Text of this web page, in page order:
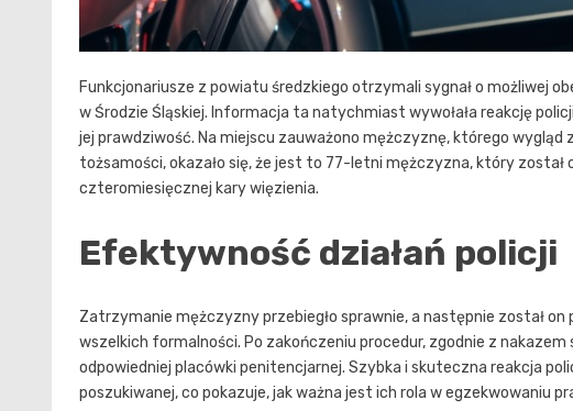
Funkcjonariusze z powiatu średzkiego otrzymali sygnał o możliwej
w Środzie Śląskiej. Informacja ta natychmiast wywołała reakcję
jej prawdziwość. Na miejscu zauważono mężczyznę, którego wygląd
tożsamości, okazało się, że jest to 77-letni mężczyzna, który
czteromiesięcznej kary więzienia.
Efektywność działań policji
Zatrzymanie mężczyzny przebiegło sprawnie, a następnie został on
wszelkich formalności. Po zakończeniu procedur, zgodnie z
odpowiedniej placówki penitencjarnej. Szybka i skuteczna reakcja
poszukiwanej, co pokazuje, jak ważna jest ich rola w egzekwowaniu